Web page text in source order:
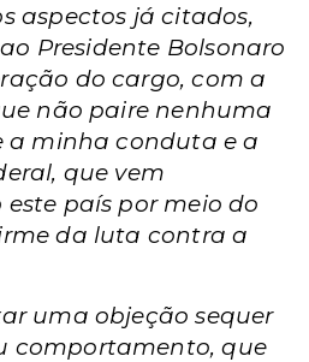
aspectos já citados,
Presidente Bolsonaro
do cargo, com a
não paire nenhuma
a minha conduta e a
que vem
país por meio do
da luta contra a
uma objeção sequer
comportamento, que